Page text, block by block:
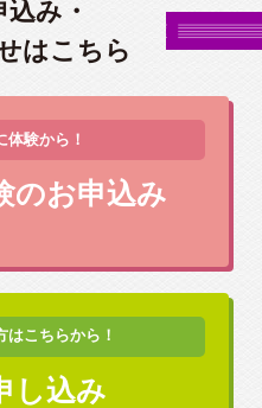
み・
はこちら
体験から！
のお申込み
はこちらから！
し込み